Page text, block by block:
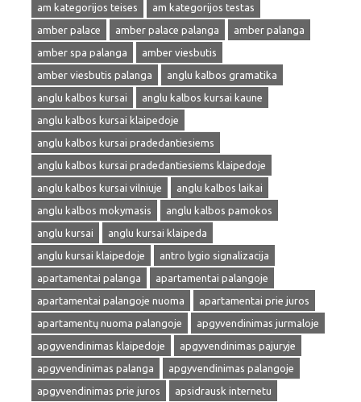
am kategorijos teises
am kategorijos testas
amber palace
amber palace palanga
amber palanga
amber spa palanga
amber viesbutis
amber viesbutis palanga
anglu kalbos gramatika
anglu kalbos kursai
anglu kalbos kursai kaune
anglu kalbos kursai klaipedoje
anglu kalbos kursai pradedantiesiems
anglu kalbos kursai pradedantiesiems klaipedoje
anglu kalbos kursai vilniuje
anglu kalbos laikai
anglu kalbos mokymasis
anglu kalbos pamokos
anglu kursai
anglu kursai klaipeda
anglu kursai klaipedoje
antro lygio signalizacija
apartamentai palanga
apartamentai palangoje
apartamentai palangoje nuoma
apartamentai prie juros
apartamentų nuoma palangoje
apgyvendinimas jurmaloje
apgyvendinimas klaipedoje
apgyvendinimas pajuryje
apgyvendinimas palanga
apgyvendinimas palangoje
apgyvendinimas prie juros
apsidrausk internetu